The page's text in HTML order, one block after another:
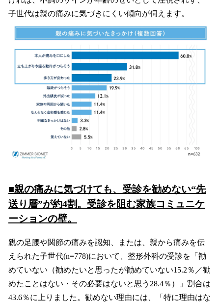
子世代は親の痛みに気づきにくい傾向が伺えます。
■親の痛みに気づけても、受診を勧めない“先
送り層”が約4割。受診を阻む家族コミュニケ
ーションの壁。
親の足腰や関節の痛みを認知、または、親から痛みを伝
えられた子世代(n=778)において、整形外科の受診を「勧
めていない（勧めたいと思ったが勧めていない15.2％／勧
めたことはない・その必要はないと思う28.4％）」割合は
43.6％に上りました。勧めない理由には、「特に理由はな